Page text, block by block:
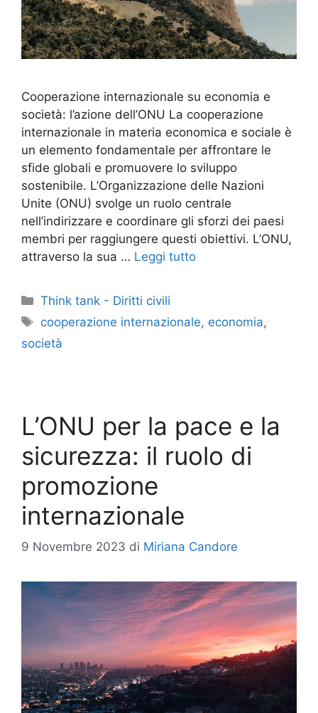
Cooperazione internazionale su economia e
società: l’azione dell’ONU La cooperazione
internazionale in materia economica e sociale è
un elemento fondamentale per affrontare le
sfide globali e promuovere lo sviluppo
sostenibile. L’Organizzazione delle Nazioni
Unite (ONU) svolge un ruolo centrale
nell’indirizzare e coordinare gli sforzi dei paesi
membri per raggiungere questi obiettivi. L’ONU,
attraverso la sua … Leggi tutto
Categorie
Think tank - Diritti civili
Tag
cooperazione internazionale, economia,
società
L’ONU per la pace e la
sicurezza: il ruolo di
promozione
internazionale
9 Novembre 2023 di Miriana Candore